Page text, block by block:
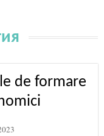
de formare